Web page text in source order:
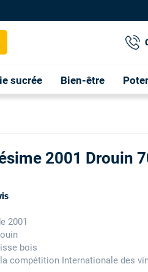
sucrée Bien-être
2001 Drouin
2001
bois
compétition Internationale des